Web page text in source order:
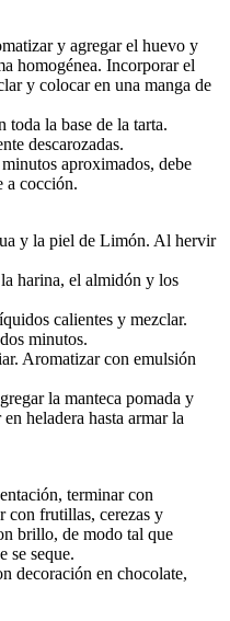
y agregar el huevo y
homogénea. Incorporar el
y colocar en una manga de
toda la base de la tarta.
descarozadas.
aproximados, debe
a cocción.
y la piel de Limón. Al hervir
harina, el almidón y los
calientes y mezclar.
minutos.
Aromatizar con emulsión
la manteca pomada y
heladera hasta armar la
terminar con
con frutillas, cerezas y
brillo, de modo tal que
se seque.
decoración en chocolate,